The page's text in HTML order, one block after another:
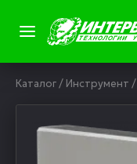
Каталог/ Инструмент /